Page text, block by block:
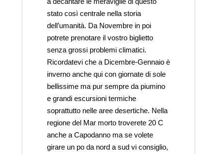
stato così centrale nella storia
dell’umanità. Da Novembre in poi
potrete prenotare il vostro biglietto
senza grossi problemi climatici.
Ricordatevi che a Dicembre-Gennaio è
inverno anche qui con giornate di sole
bellissime ma pur sempre da piumino
e grandi escursioni termiche
soprattutto nelle aree desertiche. Nella
regione del Mar morto troverete 20 C
anche a Capodanno ma se volete
girare un po da nord a sud vi consiglio,